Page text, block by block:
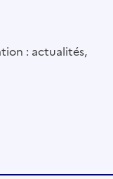
: actualités,